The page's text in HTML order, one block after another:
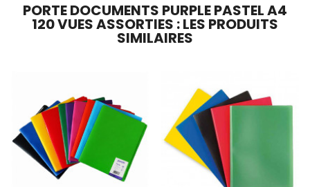
PORTE DOCUMENTS PURPLE PASTEL A4
120 VUES ASSORTIES : LES PRODUITS
SIMILAIRES